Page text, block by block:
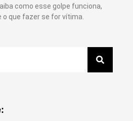
como esse golpe funciona,
que fazer se for vítima.